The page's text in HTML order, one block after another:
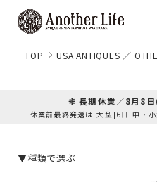
TOP USA ANTIQUES ／
❊ 長期休業／8月8
休業前最終発送は[大型]6日[中・
▼種類で選ぶ